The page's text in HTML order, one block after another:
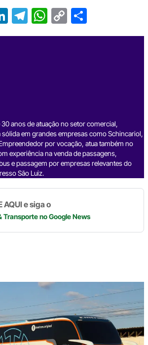
Li
n
T
el
W
h
C
o
S
h
anos de atuação no setor comercial,
em grandes empresas como Schincariol,
por vocação, atua também no
experiência na venda de passagens,
e passagem por empresas relevantes do
São Luiz.
AQUI e siga o
Transporteno Google News